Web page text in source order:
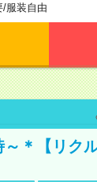
/服装自由
＊【リク